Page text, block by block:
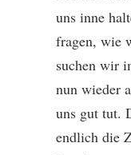
uns inne
fragen, wie
suchen wir
nun wieder
uns gut tut.
endlich die